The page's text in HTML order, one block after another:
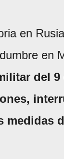
en
en
del
medidas